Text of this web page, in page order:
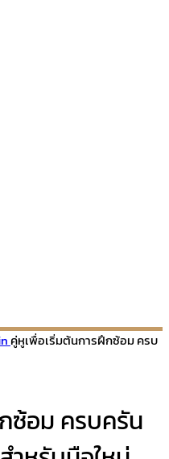
คู่หูเพื่อเริ่มต้นการฝึกซ้อม ครบ
ซ้อม ครบครัน